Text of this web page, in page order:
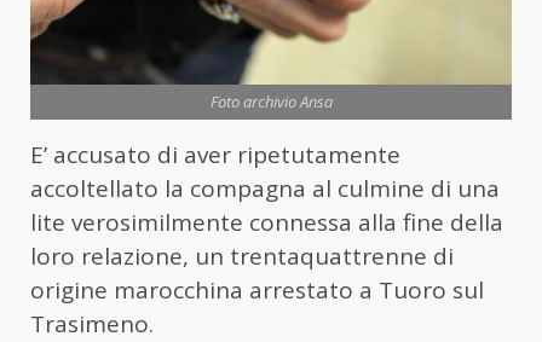
Foto archivio Ansa
E’ accusato di aver ripetutamente
accoltellato la compagna al culmine di una
lite verosimilmente connessa alla fine della
loro relazione, un trentaquattrenne di
origine marocchina arrestato a Tuoro sul
Trasimeno.